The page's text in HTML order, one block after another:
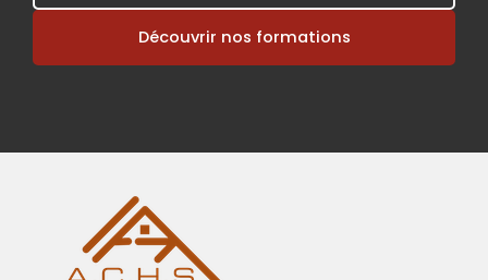
Découvrir nos formations